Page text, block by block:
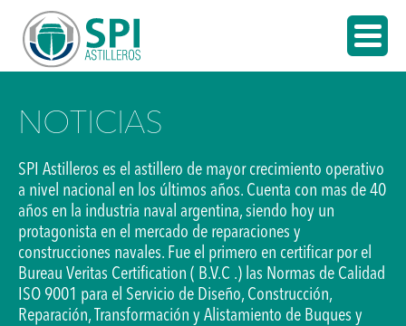
NOTICIAS
SPI Astilleros es el astillero de mayor crecimiento operativo
a nivel nacional en los últimos años. Cuenta con mas de 40
años en la industria naval argentina, siendo hoy un
protagonista en el mercado de reparaciones y
construcciones navales. Fue el primero en certificar por el
Bureau Veritas Certification ( B.V.C .) las Normas de Calidad
ISO 9001 para el Servicio de Diseño, Construcción,
Reparación, Transformación y Alistamiento de Buques y